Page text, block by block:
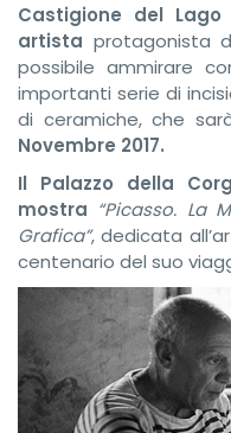
Castigione del
artista protagonista
possibile ammirare
importanti serie di
di ceramiche, che
Novembre 2017.
Il Palazzo della
mostra “Picasso. La
Grafica”, dedicata
centenario del suo